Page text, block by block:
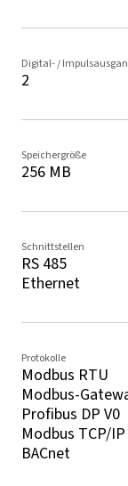
Digital- /
2
Speichergröße
256 MB
Schnittstellen
RS 485
Ethernet
Protokolle
Modbus RTU
Modbus-
Profibus DP V0
Modbus TCP/IP
BACnet